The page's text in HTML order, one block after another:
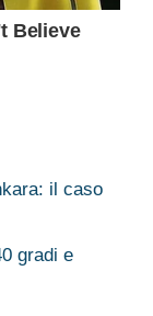
il caso
gradi e